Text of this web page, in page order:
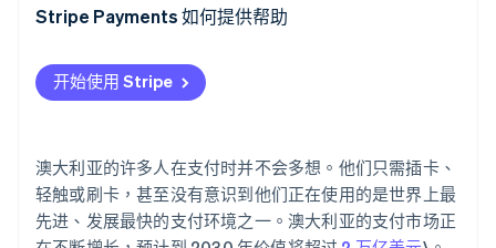
先买后付 (BNPL)
内置数字钱包
一体化的在线支付和当面支付
Stripe Payments 如何提供帮助
开始使用 Stripe
澳大利亚的许多人在支付时并不会多想。他们只需插卡、
轻触或刷卡，甚至没有意识到他们正在使用的是世界上最
先进、发展最快的支付环境之一。澳大利亚的支付市场正